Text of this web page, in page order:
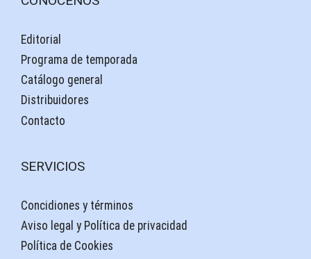
Editorial
Programa de temporada
Catálogo general
Distribuidores
Contacto
SERVICIOS
Concidiones y términos
Aviso legal y Política de privacidad
Política de Cookies